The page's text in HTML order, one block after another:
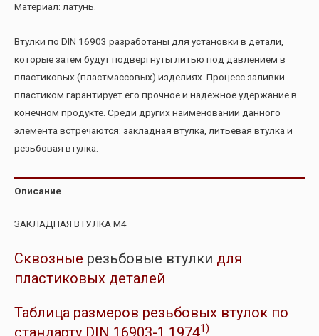
Материал: латунь.
Втулки по DIN 16903 разработаны для установки в детали,
которые затем будут подвергнуты литью под давлением в
пластиковых (пластмассовых) изделиях. Процесс заливки
пластиком гарантирует его прочное и надежное удержание в
конечном продукте. Среди других наименований данного
элемента встречаются: закладная втулка, литьевая втулка и
резьбовая втулка.
Описание
ЗАКЛАДНАЯ ВТУЛКА М4
Сквозные резьбовые втулки для
пластиковых деталей
Таблица размеров резьбовых втулок по
стандарту DIN 16903-1 19741)